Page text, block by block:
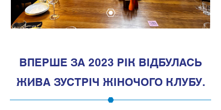
ВПЕРШЕ ЗА 2023 РІК ВІДБУЛАСЬ
ЖИВА ЗУСТРІЧ ЖІНОЧОГО КЛУБУ.